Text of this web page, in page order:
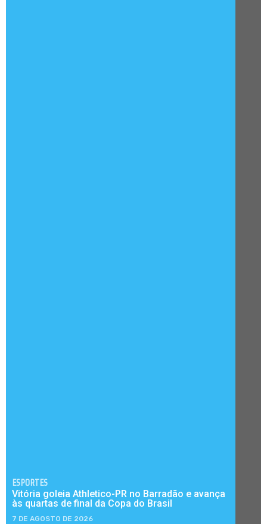
ESPORTES
Vitória goleia Athletico-PR no Barradão e avança
às quartas de final da Copa do Brasil
7 DE AGOSTO DE 2026